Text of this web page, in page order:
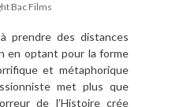
Bac Films
prendre des distances
en optant pour la forme
et métaphorique
met plus que
de l’Histoire crée